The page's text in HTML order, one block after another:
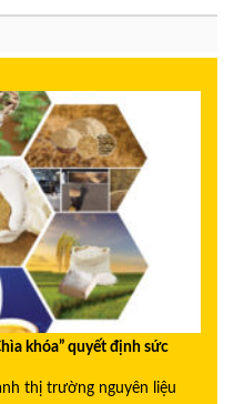
khóa” quyết định sức
thị trường nguyên liệu